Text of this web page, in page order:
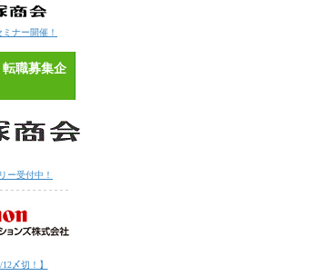
ミナー開催！
職募集企
ー受付中！
〆切！】